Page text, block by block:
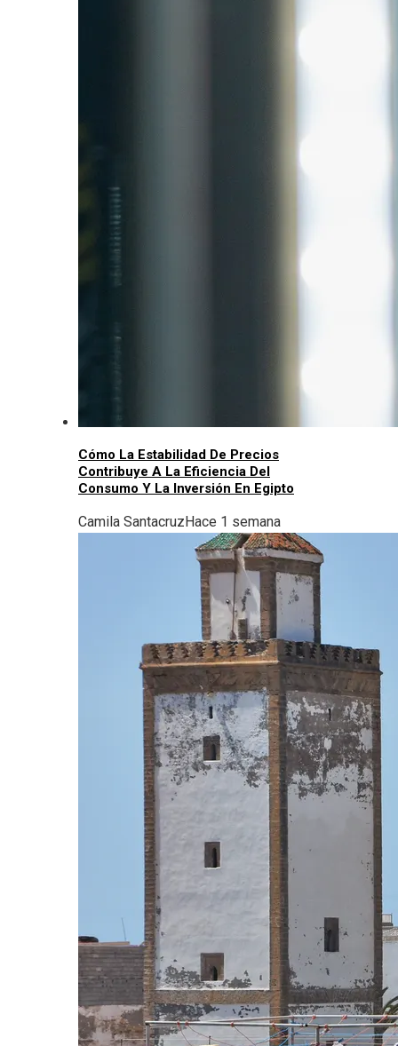
Cómo La Estabilidad De Precios
Contribuye A La Eficiencia Del
Consumo Y La Inversión En Egipto
Camila Santacruz Hace 1 semana